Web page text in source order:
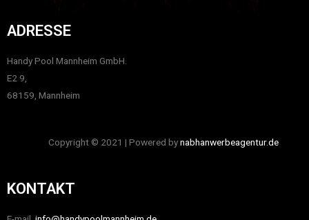
ADRESSE
Handy Pool Mannheim GmbH.
E2 9,
68159, Mannheim
Copyright © 2021 | Powered bynabhanwerbeagentur.de
KONTAKT